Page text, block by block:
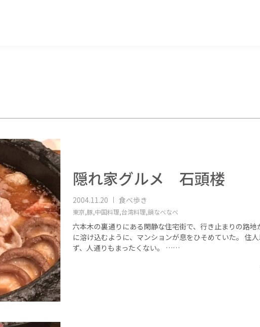
隠れ家グルメ 石頭楼
2004.11.20 食べ歩き
東京,豚,中国料理,台湾料理,鍋なべなべ
六本木の裏通りにある閑静な住宅街で、行き止まりの路地
に溶け込むように、マンションが息をひそめていた。 住
ず、人通りもまったくない。 ……